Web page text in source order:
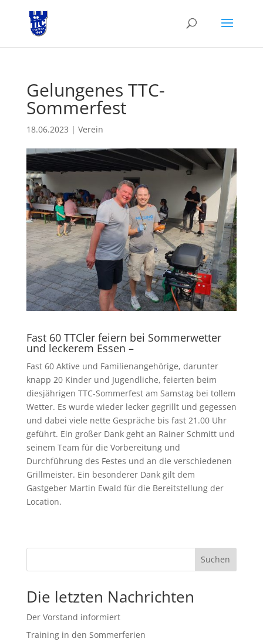
Gelungenes TTC-
Sommerfest
18.06.2023 | Verein
Fast 60 TTCler feiern bei Sommerwetter
und leckerem Essen –
Fast 60 Aktive und Familienangehörige, darunter
knapp 20 Kinder und Jugendliche, feierten beim
diesjährigen TTC-Sommerfest am Samstag bei tollem
Wetter. Es wurde wieder lecker gegrillt und gegessen
und dabei viele nette Gespräche bis fast 21.00 Uhr
geführt. Ein großer Dank geht an Rainer Schmitt und
seinem Team für die Vorbereitung und
Durchführung des Festes und an die verschiedenen
Grillmeister. Ein besonderer Dank gilt dem
Gastgeber Martin Ewald für die Bereitstellung der
Location.
Suchen
Die letzten Nachrichten
Der Vorstand informiert
Training in den Sommerferien